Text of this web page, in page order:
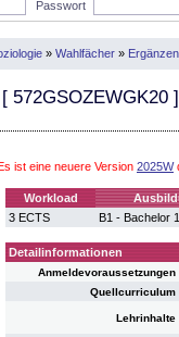
Passwort
» Wahlfächer »
[ 572GSOZEWGK20 ]
ist eine neuere Version 2025W
Workload
3 ECTS
B1 - Bachelor
Detailinformationen
Anmeldevoraussetzungen
Quellcurriculum
Lehrinhalte